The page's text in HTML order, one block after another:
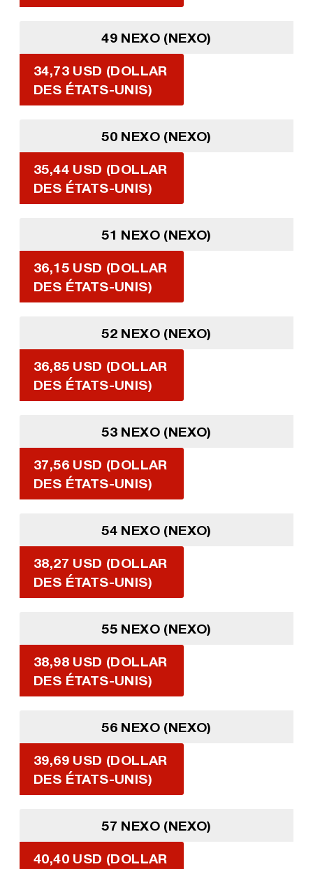
49 NEXO (NEXO)
34,73 USD (DOLLAR
DES ÉTATS-UNIS)
50 NEXO (NEXO)
35,44 USD (DOLLAR
DES ÉTATS-UNIS)
51 NEXO (NEXO)
36,15 USD (DOLLAR
DES ÉTATS-UNIS)
52 NEXO (NEXO)
36,85 USD (DOLLAR
DES ÉTATS-UNIS)
53 NEXO (NEXO)
37,56 USD (DOLLAR
DES ÉTATS-UNIS)
54 NEXO (NEXO)
38,27 USD (DOLLAR
DES ÉTATS-UNIS)
55 NEXO (NEXO)
38,98 USD (DOLLAR
DES ÉTATS-UNIS)
56 NEXO (NEXO)
39,69 USD (DOLLAR
DES ÉTATS-UNIS)
57 NEXO (NEXO)
40,40 USD (DOLLAR